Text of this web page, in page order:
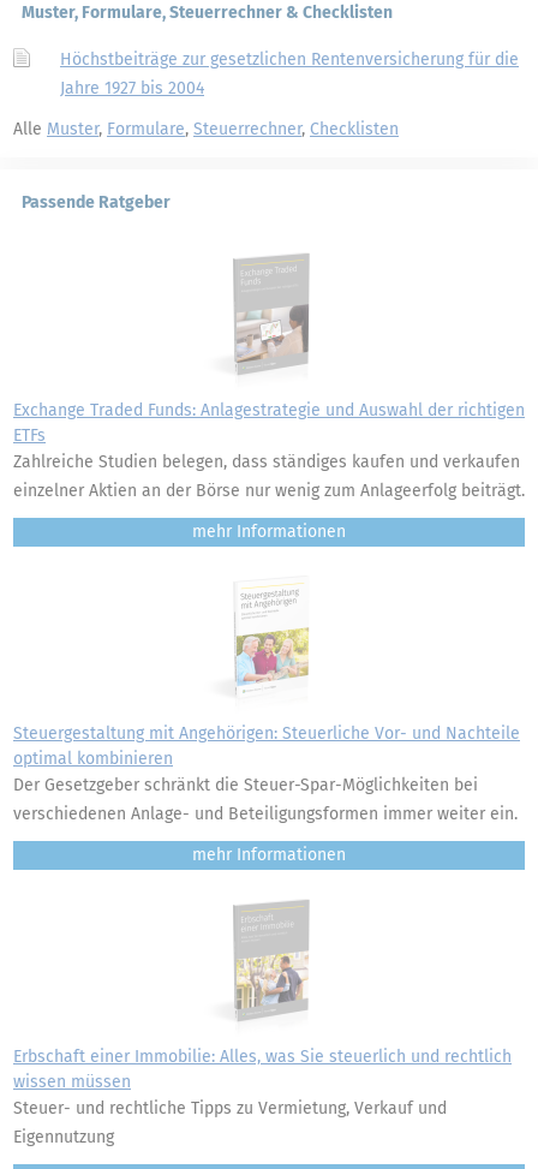
Muster, Formulare, Steuerrechner & Checklisten
Höchstbeiträge zur gesetzlichen Rentenversicherung für die
Jahre 1927 bis 2004
Alle Muster, Formulare, Steuerrechner, Checklisten
Passende Ratgeber
Exchange Traded Funds: Anlagestrategie und Auswahl der richtigen
ETFs
Zahlreiche Studien belegen, dass ständiges kaufen und verkaufen
einzelner Aktien an der Börse nur wenig zum Anlageerfolg beiträgt.
mehr
Steuergestaltung mit Angehörigen: Steuerliche Vor- und Nachteile
optimal kombinieren
Der Gesetzgeber schränkt die Steuer-Spar-Möglichkeiten bei
verschiedenen Anlage- und Beteiligungsformen immer weiter ein.
mehr
Erbschaft einer Immobilie: Alles, was Sie steuerlich und rechtlich
wissen müssen
Steuer- und rechtliche Tipps zu Vermietung, Verkauf und
Eigennutzung